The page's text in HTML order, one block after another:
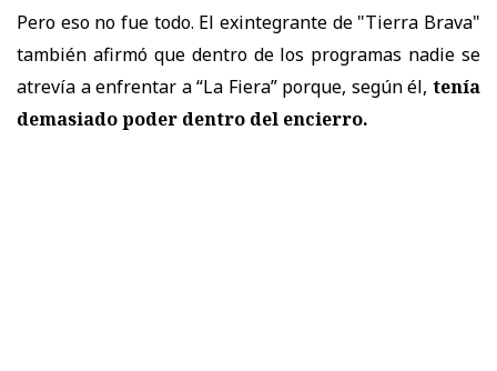
Pero eso no fue todo. El exintegrante de "Tierra Brava"
también afirmó que dentro de los programas nadie se
atrevía a enfrentar a “La Fiera” porque, según él, tenía
demasiado poder dentro del encierro.